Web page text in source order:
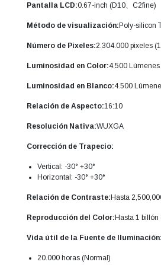
Pantalla LCD:0.67-inch (D10、C2fine)
Método de visualización: Poly-silicon
Número de Pixeles:2.304.000 pixeles
Luminosidad en Color:4.500 Lúmenes
Luminosidad en Blanco:4.500
Relación de Aspecto:16:10
Resolución Nativa:WUXGA
Corrección de Trapecio:
Vertical: -30° +30°
Horizontal: -30° +30°
Relación de Contraste: Hasta
Reproducción del Color: Hasta 1
Vida útil de la Fuente de Iluminación:
20.000 horas (Normal)